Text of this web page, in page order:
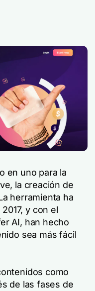
en uno para la
la creación de
herramienta ha
y con el
AI, han hecho
sea más fácil
como
de las fases de